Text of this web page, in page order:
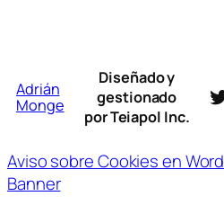
Adrián
Monge
Diseñado y
gestionado
por Teiapol Inc.
Aviso sobre Cookies en
Banner